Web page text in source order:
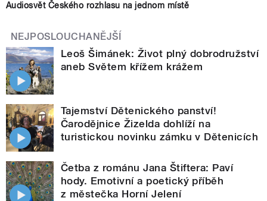
Audiosvět Českého rozhlasu na jednom místě
NEJPOSLOUCHANĚJŠÍ
Leoš Šimánek: Život plný dobrodružství
aneb Světem křížem krážem
Tajemství Dětenického panství!
Čarodějnice Žizelda dohlíží na
turistickou novinku zámku v Dětenicích
Četba z románu Jana Štiftera: Paví
hody. Emotivní a poetický příběh
z městečka Horní Jelení